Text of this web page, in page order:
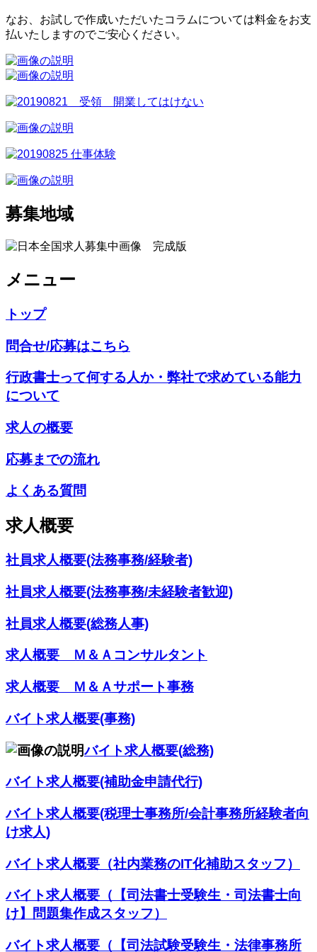
なお、お試しで作成いただいたコラムについては料金をお支
払いたしますのでご安心ください。
募集地域
メニュー
トップ
問合せ/応募はこちら
行政書士って何する人か・弊社で求めている能力
について
求人の概要
応募までの流れ
よくある質問
求人概要
社員求人概要(法務事務/経験者)
社員求人概要(法務事務/未経験者歓迎)
社員求人概要(総務人事)
求人概要 Ｍ＆Ａコンサルタント
求人概要 Ｍ＆Ａサポート事務
バイト求人概要(事務)
バイト求人概要(総務)
バイト求人概要(補助金申請代行)
バイト求人概要(税理士事務所/会計事務所経験者向
け求人)
バイト求人概要（社内業務のIT化補助スタッフ）
バイト求人概要（【司法書士受験生・司法書士向
け】問題集作成スタッフ）
バイト求人概要（【司法試験受験生・法律事務所